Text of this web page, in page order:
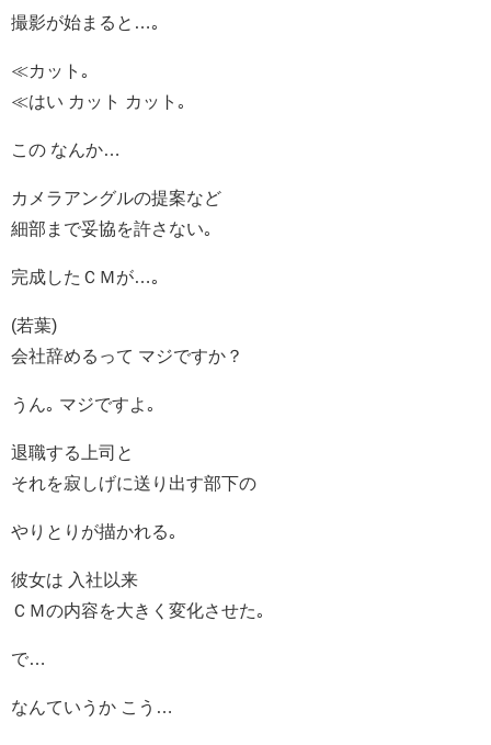
撮影が始まると…｡
≪カット｡
≪はい カット カット｡
この なんか…
カメラアングルの提案など
細部まで妥協を許さない｡
完成したＣＭが…｡
(若葉)
会社辞めるって マジですか？
うん｡ マジですよ｡
退職する上司と
それを寂しげに送り出す部下の
やりとりが描かれる｡
彼女は 入社以来
ＣＭの内容を大きく変化させた｡
で…
なんていうか こう…